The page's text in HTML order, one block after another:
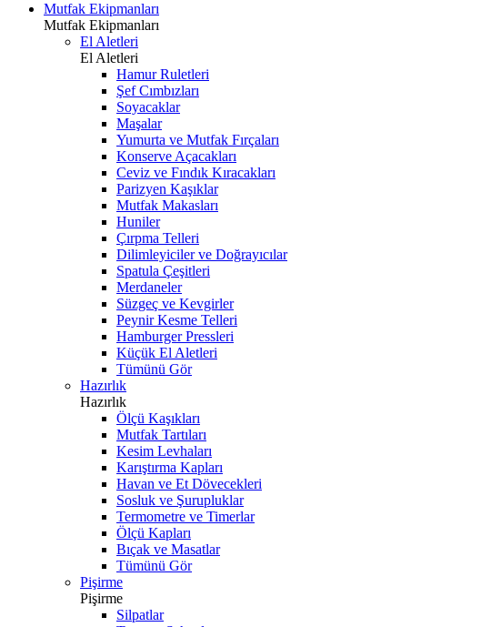
Mutfak Ekipmanları
Mutfak Ekipmanları
El Aletleri
El Aletleri
Hamur Ruletleri
Şef Cımbızları
Soyacaklar
Maşalar
Yumurta ve Mutfak Fırçaları
Konserve Açacakları
Ceviz ve Fındık Kıracakları
Parizyen Kaşıklar
Mutfak Makasları
Huniler
Çırpma Telleri
Dilimleyiciler ve Doğrayıcılar
Spatula Çeşitleri
Merdaneler
Süzgeç ve Kevgirler
Peynir Kesme Telleri
Hamburger Pressleri
Küçük El Aletleri
Tümünü Gör
Hazırlık
Hazırlık
Ölçü Kaşıkları
Mutfak Tartıları
Kesim Levhaları
Karıştırma Kapları
Havan ve Et Dövecekleri
Sosluk ve Şurupluklar
Termometre ve Timerlar
Ölçü Kapları
Bıçak ve Masatlar
Tümünü Gör
Pişirme
Pişirme
Silpatlar